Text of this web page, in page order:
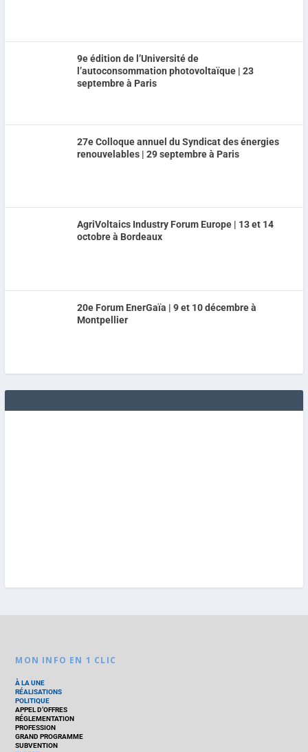
9e édition de l’Université de
l’autoconsommation photovoltaïque | 23
septembre à Paris
27e Colloque annuel du Syndicat des énergies
renouvelables | 29 septembre à Paris
AgriVoltaics Industry Forum Europe | 13 et 14
octobre à Bordeaux
20e Forum EnerGaïa | 9 et 10 décembre à
Montpellier
MON INFO EN 1 CLIC
À LA UNE
RÉALISATIONS
POLITIQUE
APPEL D’OFFRES
RÉGLEMENTATION
PROFESSION
GRAND PROGRAMME
SUBVENTION